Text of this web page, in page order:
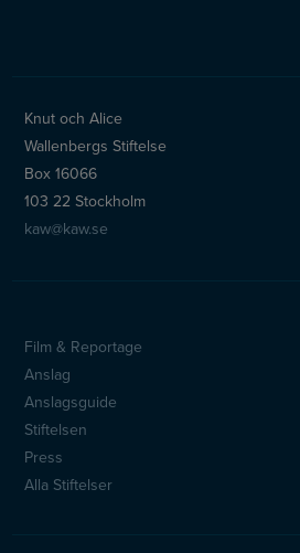
Knut och Alice
Wallenbergs Stiftelse
Box 16066
103 22 Stockholm
kaw@kaw.se
Sidfotsmeny
Film & Reportage
Anslag
Anslagsguide
Stiftelsen
Press
Alla Stiftelser